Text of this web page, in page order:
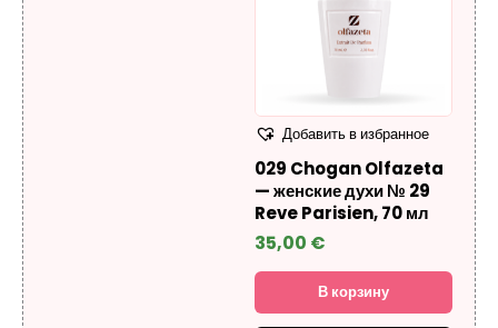
Добавить в избранное
029 Chogan Olfazeta
— женские духи № 29
Reve Parisien, 70 мл
35,00 €
В корзину